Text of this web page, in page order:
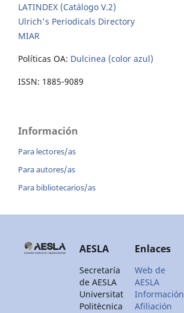
LATINDEX (Catálogo V.2)
Ulrich's Periodicals Directory
MIAR
Políticas OA: Dulcinea (color azul)
ISSN: 1885-9089
Información
Para lectores/as
Para autores/as
Para bibliotecarios/as
AESLA
Secretaría
de AESLA
Universitat
Politècnica
Enlaces
Web de
AESLA
Información
Afiliación